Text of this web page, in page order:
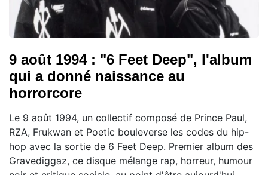
9 août 1994 : "6 Feet Deep", l'album
qui a donné naissance au
horrorcore
Le 9 août 1994, un collectif composé de Prince Paul,
RZA, Frukwan et Poetic bouleverse les codes du hip-
hop avec la sortie de 6 Feet Deep. Premier album des
Gravediggaz, ce disque mélange rap, horreur, humour